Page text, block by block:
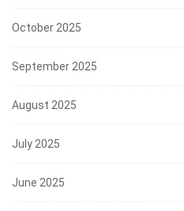
October 2025
September 2025
August 2025
July 2025
June 2025